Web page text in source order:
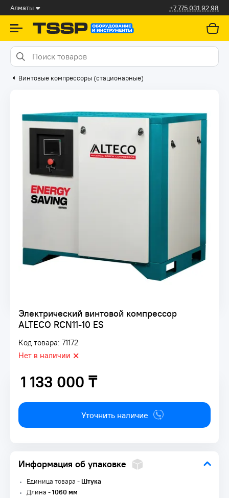
Алматы +7 775 031 92 98
Винтовые компрессоры (стационарные)
Электрический винтовой компрессор
ALTECO RCN11-10 ES
Код товара: 71172
Нет в наличии
1 133 000 ₸
1 133 000 ₸
Уточнить наличие
Информация об упаковке
Единица товара -Штука
Длина -1060 мм